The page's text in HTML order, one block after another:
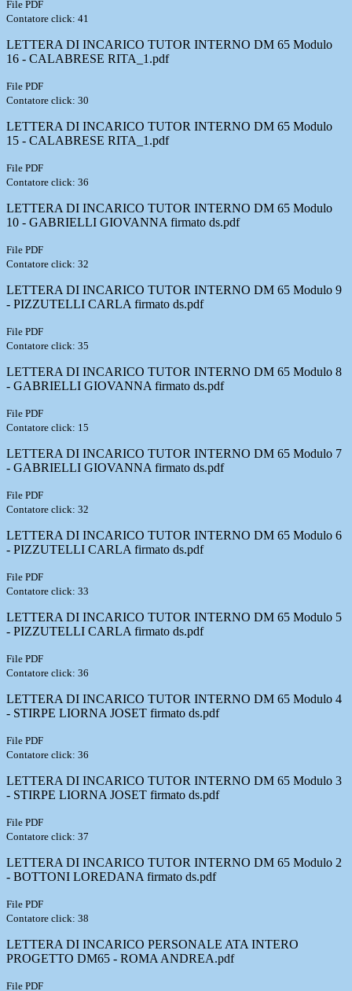
File PDF
Contatore click: 41
LETTERA DI INCARICO TUTOR INTERNO DM 65 Modulo
16 - CALABRESE RITA_1.pdf
File PDF
Contatore click: 30
LETTERA DI INCARICO TUTOR INTERNO DM 65 Modulo
15 - CALABRESE RITA_1.pdf
File PDF
Contatore click: 36
LETTERA DI INCARICO TUTOR INTERNO DM 65 Modulo
10 - GABRIELLI GIOVANNA firmato ds.pdf
File PDF
Contatore click: 32
LETTERA DI INCARICO TUTOR INTERNO DM 65 Modulo 9
- PIZZUTELLI CARLA firmato ds.pdf
File PDF
Contatore click: 35
LETTERA DI INCARICO TUTOR INTERNO DM 65 Modulo 8
- GABRIELLI GIOVANNA firmato ds.pdf
File PDF
Contatore click: 15
LETTERA DI INCARICO TUTOR INTERNO DM 65 Modulo 7
- GABRIELLI GIOVANNA firmato ds.pdf
File PDF
Contatore click: 32
LETTERA DI INCARICO TUTOR INTERNO DM 65 Modulo 6
- PIZZUTELLI CARLA firmato ds.pdf
File PDF
Contatore click: 33
LETTERA DI INCARICO TUTOR INTERNO DM 65 Modulo 5
- PIZZUTELLI CARLA firmato ds.pdf
File PDF
Contatore click: 36
LETTERA DI INCARICO TUTOR INTERNO DM 65 Modulo 4
- STIRPE LIORNA JOSET firmato ds.pdf
File PDF
Contatore click: 36
LETTERA DI INCARICO TUTOR INTERNO DM 65 Modulo 3
- STIRPE LIORNA JOSET firmato ds.pdf
File PDF
Contatore click: 37
LETTERA DI INCARICO TUTOR INTERNO DM 65 Modulo 2
- BOTTONI LOREDANA firmato ds.pdf
File PDF
Contatore click: 38
LETTERA DI INCARICO PERSONALE ATA INTERO
PROGETTO DM65 - ROMA ANDREA.pdf
File PDF